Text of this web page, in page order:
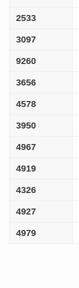
2533
3097
9260
3656
4578
3950
4967
4919
4326
4927
4979